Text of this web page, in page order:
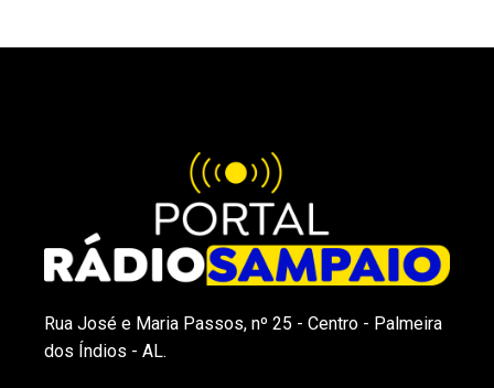
Rua José e Maria Passos, nº 25 - Centro - Palmeira
dos Índios - AL.